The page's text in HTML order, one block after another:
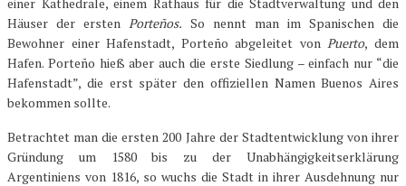
Häuser der ersten Porteños. So nennt man im Spanischen die
Bewohner einer Hafenstadt, Porteño abgeleitet vonPuerto, dem
Hafen. Porteño hieß aber auch die erste Siedlung – einfach nur “die
Hafenstadt”, die erst später den offiziellen Namen Buenos Aires
bekommen sollte.
Betrachtet man die ersten 200 Jahre der Stadtentwicklung von ihrer
Gründung um 1580 bis zu der Unabhängigkeitserklärung
Argentiniens von 1816, so wuchs die Stadt in ihrer Ausdehnung nur